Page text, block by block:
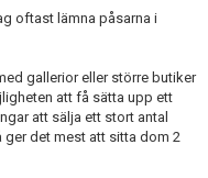
oftast lämna påsarna i
gallerior eller större butiker
att få sätta upp ett
att sälja ett stort antal
ger det mest att sitta dom 2